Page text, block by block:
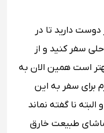
دوست دارید تا در
سفر کنید و از
است همین الان به
برای سفر به این
نا گفته نماند
طبیعت خارق